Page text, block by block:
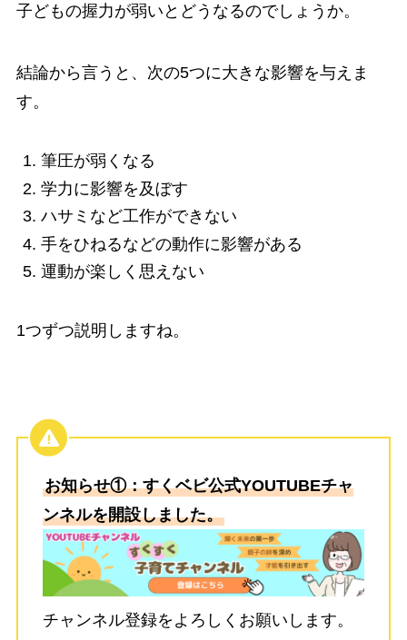
子どもの握力が弱いとどうなるのでしょうか。
結論から言うと、次の5つに大きな影響を与えま
す。
筆圧が弱くなる
学力に影響を及ぼす
ハサミなど工作ができない
手をひねるなどの動作に影響がある
運動が楽しく思えない
1つずつ説明しますね。
お知らせ①：すくベビ公式YOUTUBEチャ
ンネルを開設しました。
チャンネル登録をよろしくお願いします。